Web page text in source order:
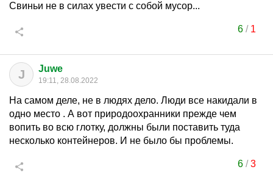
Свиньи не в силах увести с собой мусор...
6/ 1
J Juwe
19:11, 28.08.2022
На самом деле, не в людях дело. Люди все накидали в
одно место . А вот природоохранники прежде чем
вопить во всю глотку, должны были поставить туда
несколько контейнеров. И не было бы проблемы.
6/3